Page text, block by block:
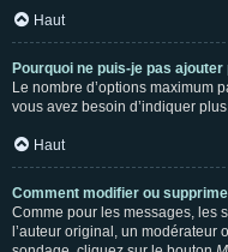
Haut
Pourquoi ne puis-je pas
Le nombre d’options maximum
vous avez besoin d’indiquer
Haut
Comment modifier ou
Comme pour les messages, les
l’auteur original, un modérateur